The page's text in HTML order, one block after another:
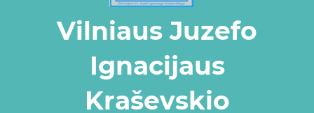
Vilniaus Juzefo
Ignacijaus
Kraševskio